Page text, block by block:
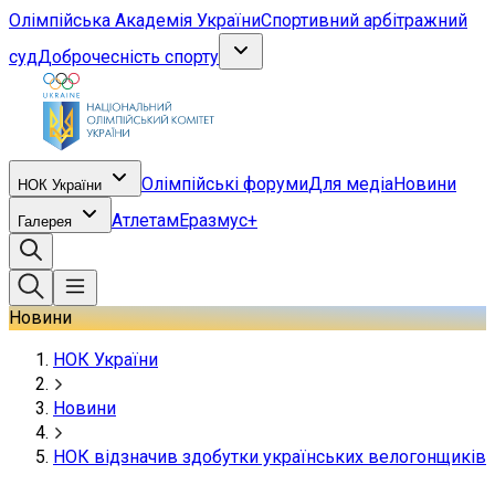
Олімпійська Академія УкраїниСпортивний арбітражний
судДоброчесність спорту
НОК України Олімпійські форумиДля медіаНовини
Галерея АтлетамЕразмус+
Новини
НОК України
Новини
НОК відзначив здобутки українських велогонщиків